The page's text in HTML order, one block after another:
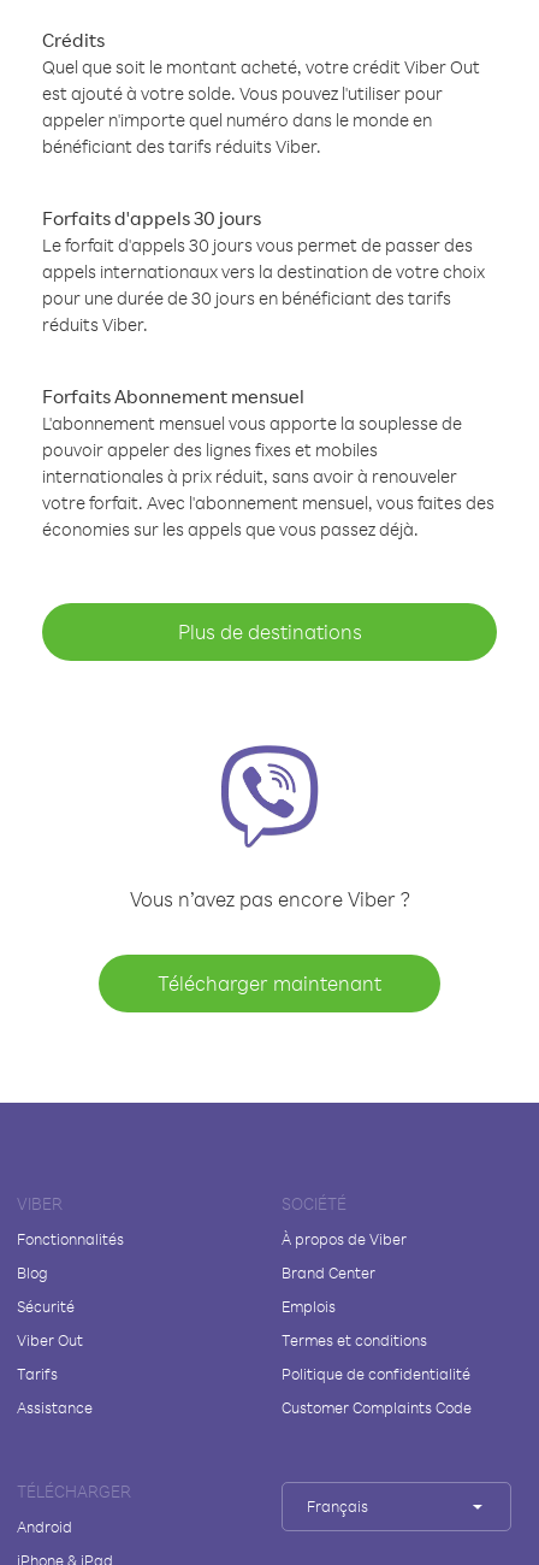
Crédits
Quel que soit le montant acheté, votre crédit Viber Out
est ajouté à votre solde. Vous pouvez l'utiliser pour
appeler n'importe quel numéro dans le monde en
bénéficiant des tarifs réduits Viber.
Forfaits d'appels 30 jours
Le forfait d'appels 30 jours vous permet de passer des
appels internationaux vers la destination de votre choix
pour une durée de 30 jours en bénéficiant des tarifs
réduits Viber.
Forfaits Abonnement mensuel
L'abonnement mensuel vous apporte la souplesse de
pouvoir appeler des lignes fixes et mobiles
internationales à prix réduit, sans avoir à renouveler
votre forfait. Avec l'abonnement mensuel, vous faites des
économies sur les appels que vous passez déjà.
Plus de destinations
Vous n’avez pas encore Viber ?
Télécharger maintenant
VIBER
Fonctionnalités
Blog
Sécurité
Viber Out
Tarifs
Assistance
SOCIÉTÉ
À propos de Viber
Brand Center
Emplois
Termes et conditions
Politique de confidentialité
Customer Complaints Code
TÉLÉCHARGER
Android
iPhone & iPad
Français